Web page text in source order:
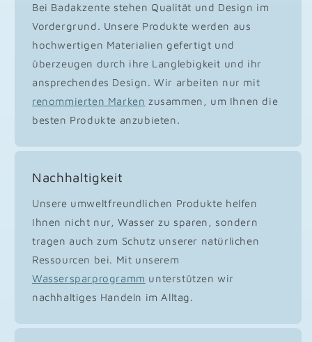
Bei Badakzente stehen Qualität und Design im
Vordergrund. Unsere Produkte werden aus
hochwertigen Materialien gefertigt und
überzeugen durch ihre Langlebigkeit und ihr
ansprechendes Design. Wir arbeiten nur mit
renommierten Marken zusammen, um Ihnen die
besten Produkte anzubieten.
Nachhaltigkeit
Unsere umweltfreundlichen Produkte helfen
Ihnen nicht nur, Wasser zu sparen, sondern
tragen auch zum Schutz unserer natürlichen
Ressourcen bei. Mit unserem
Wassersparprogramm unterstützen wir
nachhaltiges Handeln im Alltag.